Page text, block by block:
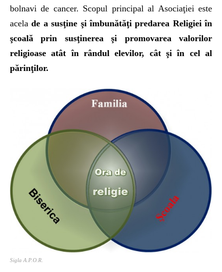
bolnavi de cancer. Scopul principal al Asociaţiei este
acelade a susţine şi îmbunătăţi predarea Religiei în
şcoală prin susţinerea şi promovarea valorilor
religioase atât în rândul elevilor, cât şi în cel al
părinţilor.
Sigla A.P.O.R.